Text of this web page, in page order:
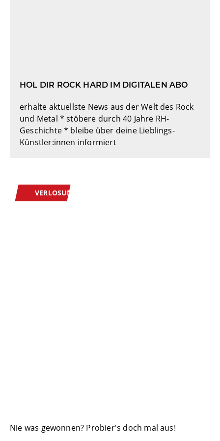
HOL DIR ROCK HARD IM DIGITALEN ABO
erhalte aktuellste News aus der Welt des Rock
und Metal * stöbere durch 40 Jahre RH-
Geschichte * bleibe über deine Lieblings-
Künstler:innen informiert
VERLOSUNGEN
Nie was gewonnen? Probier's doch mal aus!